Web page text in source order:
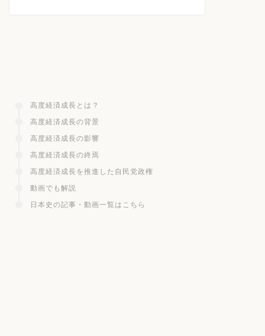
高度経済成長とは？
高度経済成長の背景
高度経済成長の影響
高度経済成長の終焉
高度経済成長を推進した自民党政権
動画でも解説
日本史の記事・動画一覧はこちら